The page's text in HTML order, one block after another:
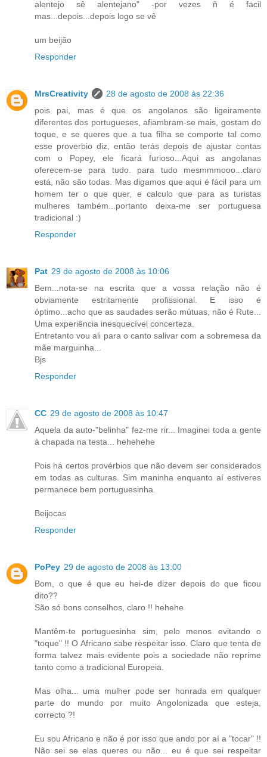
alentejo sê alentejano" -por vezes ñ é facil
mas...depois...depois logo se vê
um beijão
Responder
MrsCreativity
28 de agosto de 2008 às 22:36
pois pai, mas é que os angolanos são ligeiramente
diferentes dos portugueses, afiambram-se mais, gostam do
toque, e se queres que a tua filha se comporte tal como
esse proverbio diz, então terás depois de ajustar contas
com o Popey, ele ficará furioso...Aqui as angolanas
oferecem-se para tudo. para tudo mesmmmooo...claro
está, não são todas. Mas digamos que aqui é fácil para um
homem ter o que quer, e calculo que para as turistas
mulheres também...portanto deixa-me ser portuguesa
tradicional :)
Responder
Pat 29 de agosto de 2008 às 10:06
Bem...nota-se na escrita que a vossa relação não é
obviamente estritamente profissional. E isso é
óptimo...acho que as saudades serão mútuas, não é Rute...
Uma experiência inesquecível concerteza.
Entretanto vou ali para o canto salivar com a sobremesa da
mãe marguinha...
Bjs
Responder
CC 29 de agosto de 2008 às 10:47
Aquela da auto-"belinha" fez-me rir... Imaginei toda a gente
à chapada na testa... hehehehe
Pois há certos provérbios que não devem ser considerados
em todas as culturas. Sim maninha enquanto aí estiveres
permanece bem portuguesinha.
Beijocas
Responder
PoPey 29 de agosto de 2008 às 13:00
Bom, o que é que eu hei-de dizer depois do que ficou
dito??
São só bons conselhos, claro !! hehehe
Mantêm-te portuguesinha sim, pelo menos evitando o
"toque" !! O Africano sabe respeitar isso. Claro que tenta de
forma talvez mais evidente pois a sociedade não reprime
tanto como a tradicional Europeia.
Mas olha... uma mulher pode ser honrada em qualquer
parte do mundo por muito Angolonizada que esteja,
correcto ?!
Eu sou Africano e não é por isso que ando por aí a "tocar" !!
Não sei se elas queres ou não... eu é que sei respeitar